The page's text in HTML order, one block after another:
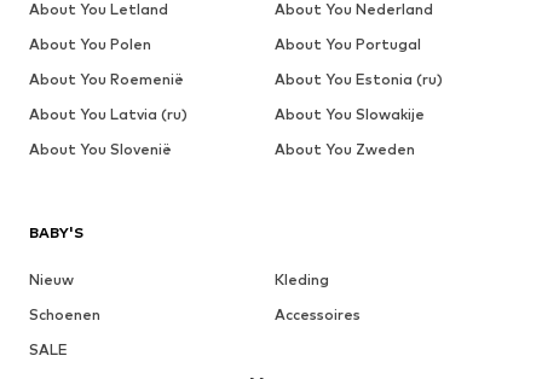
BABY'S
Nieuw
Kleding
Schoenen
Accessoires
SALE
About You Letland
About You Nederland
About You Polen
About You Portugal
About You Roemenië
About You Estonia (ru)
About You Latvia (ru)
About You Slowakije
About You Slovenië
About You Zweden